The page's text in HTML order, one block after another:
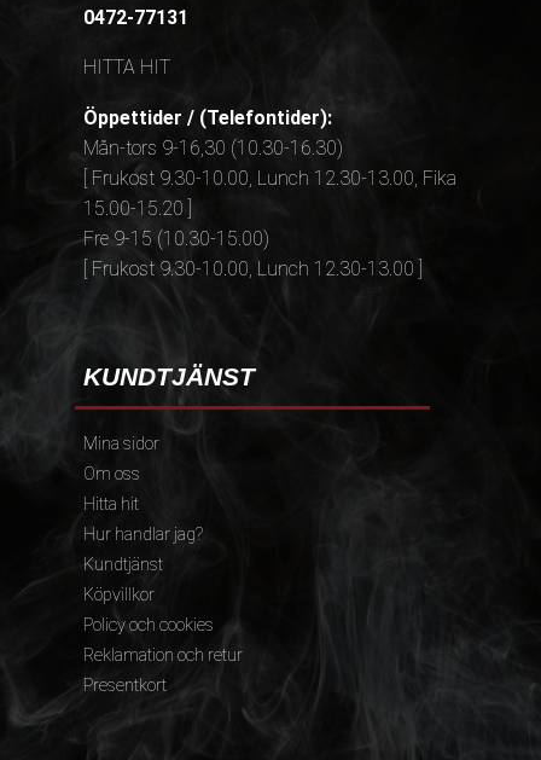
0472-77131
HITTA HIT
Öppettider / (Telefontider):
Mån-tors 9-16,30 (10.30-16.30)
[ Frukost 9.30-10.00, Lunch 12.30-13.00, Fika
15.00-15.20 ]
Fre 9-15 (10.30-15.00)
[ Frukost 9.30-10.00, Lunch 12.30-13.00 ]
KUNDTJÄNST
Mina sidor
Om oss
Hitta hit
Hur handlar jag?
Kundtjänst
Köpvillkor
Policy och cookies
Reklamation och retur
Presentkort